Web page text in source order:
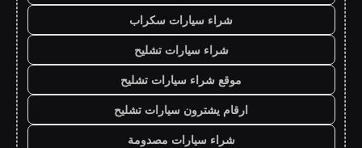
شراء سيارات سكراب
شراء سيارات تشليح
موقع شراء سيارات تشليح
ارقام يشترون سيارات تشليح
شراء سيارات مصدومة